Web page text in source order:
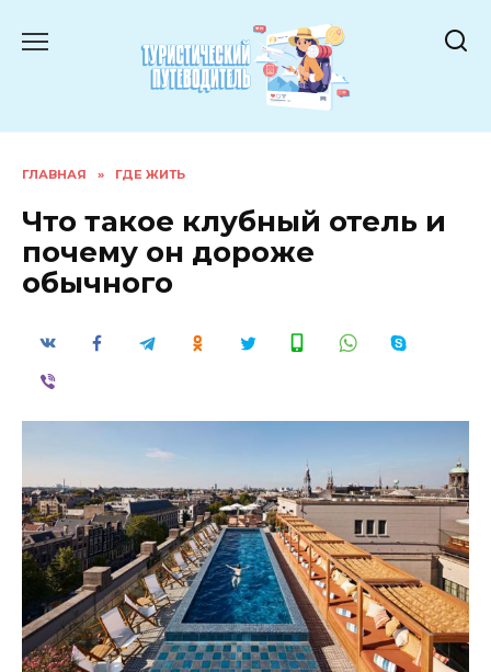
ГЛАВНАЯ » ГДЕ ЖИТЬ
Что такое клубный отель и
почему он дороже
обычного